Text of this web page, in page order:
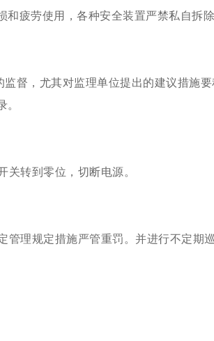
疲劳使用，各种安全装置严禁私自拆
督，尤其对监理单位提出的建议措施
关转到零位，切断电源。
理规定措施严管重罚。并进行不定期